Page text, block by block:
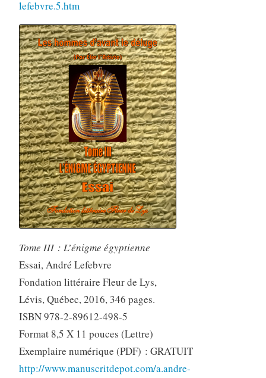
lefebvre.5.htm
Tome III : L’énigme égyptienne
Essai, André Lefebvre
Fondation littéraire Fleur de Lys,
Lévis, Québec, 2016, 346 pages.
ISBN 978-2-89612-498-5
Format 8,5 X 11 pouces (Lettre)
Exemplaire numérique (PDF) : GRATUIT
http://www.manuscritdepot.com/a.andre-